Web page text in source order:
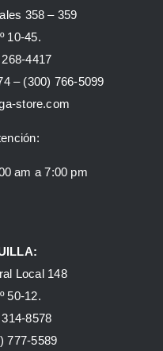
358 – 359
10-45.
4417
– (300) 766-5099
store.com
am a 7:00 pm
Local 148
50-12.
8578
777-5589